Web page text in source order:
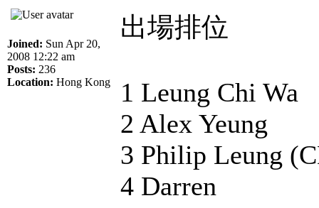
Joined: Sun Apr 20,
2008 12:22 am
Posts: 236
Location: Hong Kong
出場排位
1 Leung Chi Wa
2 Alex Yeung
3 Philip Leung
4 Darren